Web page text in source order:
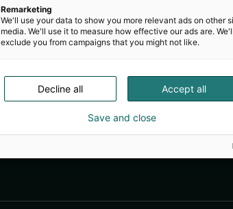
Remarketing
We'll use your data to show you more relevant ads on other
media. We'll use it to measure how effective our ads are.
exclude you from campaigns that you might not like.
Accept all
Decline all
Save and close